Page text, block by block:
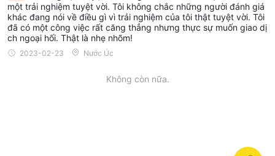
một trải nghiệm tuyệt vời. Tôi không chắc những người đánh giá
khác đang nói về điều gì vì trải nghiệm của tôi thật tuyệt vời. Tôi
đã có một công việc rất căng thẳng nhưng thực sự muốn giao dị
ch ngoại hối. Thật là nhẹ nhõm!
2023-02-23 Nước Úc
Không còn nữa.